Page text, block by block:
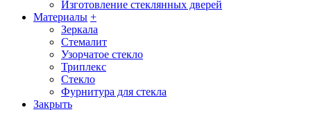
Изготовление стеклянных дверей
Материалы +
Зеркала
Стемалит
Узорчатое стекло
Триплекс
Стекло
Фурнитура для стекла
Закрыть